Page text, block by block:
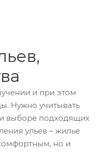
и при этом
Нужно учитывать
выборе подходящих
ульев – жилье
но и